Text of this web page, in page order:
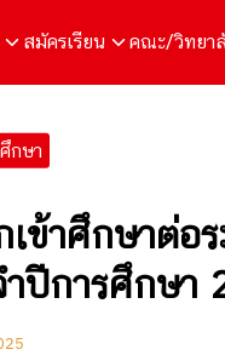
สมัครเรียน คณะ/วิทยา
กษา
เข้าศึกษาต่
ำปีการศึกษา